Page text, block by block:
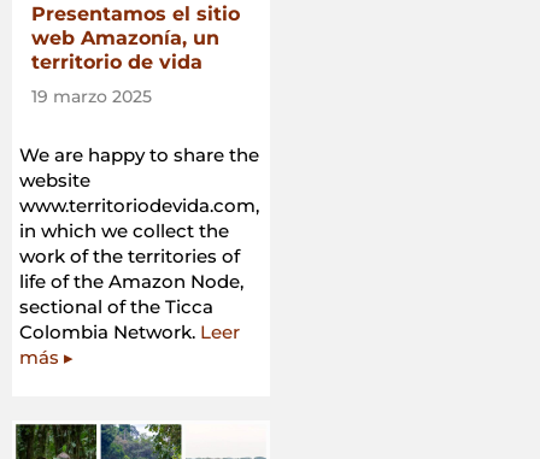
Presentamos el sitio
web Amazonía, un
territorio de vida
19 marzo 2025
We are happy to share the
website
www.territoriodevida.com,
in which we collect the
work of the territories of
life of the Amazon Node,
sectional of the Ticca
Colombia Network. Leer
más ▸